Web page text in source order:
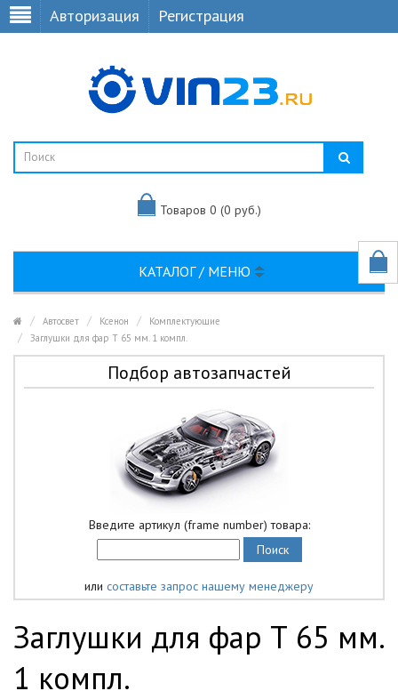
Авторизация Регистрация
Товаров 0 (0 руб.)
КАТАЛОГ / МЕНЮ
Автосвет Ксенон
Комплектующие
Заглушки для фар Т 65 мм. 1 компл.
Подбор автозапчастей
Введите артикул (frame number) товара:
или составьте запрос нашему менеджеру
Заглушки для фар Т 65 мм.
1 компл.